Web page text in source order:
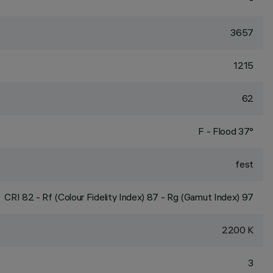
3657
1215
62
F - Flood 37°
fest
CRI 82 - Rf (Colour Fidelity Index) 87 - Rg (Gamut Index) 97
2200 K
3